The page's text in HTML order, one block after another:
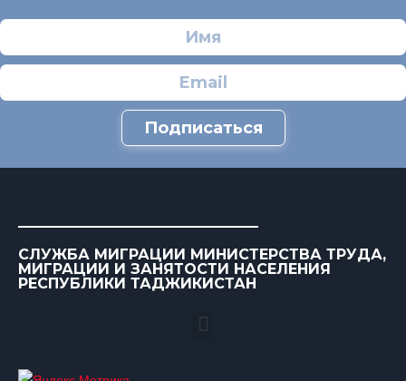
Подписаться
СЛУЖБА МИГРАЦИИ МИНИСТЕРСТВА ТРУДА,
МИГРАЦИИ И ЗАНЯТОСТИ НАСЕЛЕНИЯ
РЕСПУБЛИКИ ТАДЖИКИСТАН